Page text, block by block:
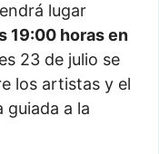
lugar
19:00 horas en
23 de julio se
los artistas y el
guiada a la